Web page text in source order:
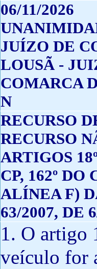
06/11/2026
JUÍZO DE
LOUSÃ -
COMARCA
N
RECURSO
RECURSO
ARTIGOS
CP, 162º DO
ALÍNEA F)
63/2007, DE
1. O artigo
veículo for